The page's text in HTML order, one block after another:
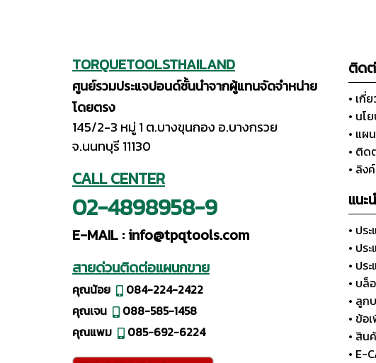
TORQUETOOLSTHAILAND
ศูนย์รวมประแจปอนด์ชั้นนำจากผู้แทนจัดจำหน่าย
โดยตรง
145/2-3 หมู่ 1 ต.บางขุนกอง อ.บางกรวย
จ.นนทบุรี 11130
CALL CENTER
02-4898958-9
E-MAIL :info@tpqtools.com
สายด่วนติดต่อแผนกขาย
คุณน้อย
084-224-2422
คุณเจน
088-585-1458
คุณแพม
085-692-6224
ติดต่
• เกี่
• นโ
• แผ
• ติด
• ลิงค์
แนะ
• ปร
• ปร
• ปร
• บล็
• ลูก
• ข้อ
• สิน
• E-